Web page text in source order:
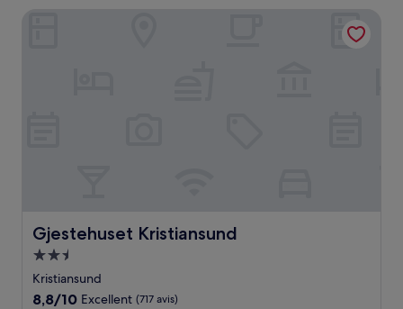
de
210 €
Gjestehuset Kristiansund
Gjestehuset Kristiansund
Hébergement
2.5 étoiles
Kristiansund
8.8
8,8/10 Excellent (717 avis)